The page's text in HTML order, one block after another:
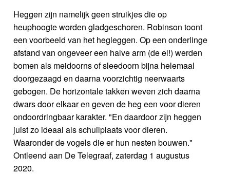
Heggen zijn namelijk geen struikjes die op
heuphoogte worden gladgeschoren. Robinson toont
een voorbeeld van het hegleggen. Op een onderlinge
afstand van ongeveer een halve arm (de el!) werden
bomen als meidoorns of sleedoorn bijna helemaal
doorgezaagd en daarna voorzichtig neerwaarts
gebogen. De horizontale takken weven zich daarna
dwars door elkaar en geven de heg een voor dieren
ondoordringbaar karakter. "En daardoor zijn heggen
juist zo ideaal als schuilplaats voor dieren.
Waaronder de vogels die er hun nesten bouwen."
Ontleend aan De Telegraaf, zaterdag 1 augustus
2020.